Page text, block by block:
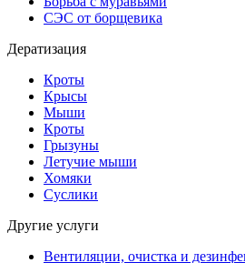
СЭС от борщевика
Дератизация
Кроты
Крысы
Мыши
Кроты
Грызуны
Летучие мыши
Хомяки
Суслики
Другие услуги
Вентиляции, очистка и